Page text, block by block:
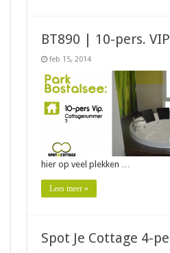
BT890 | 10-pers.
feb 15, 2014
hier op veel plekken …
Lees meer »
Spot Je Cottage 4-